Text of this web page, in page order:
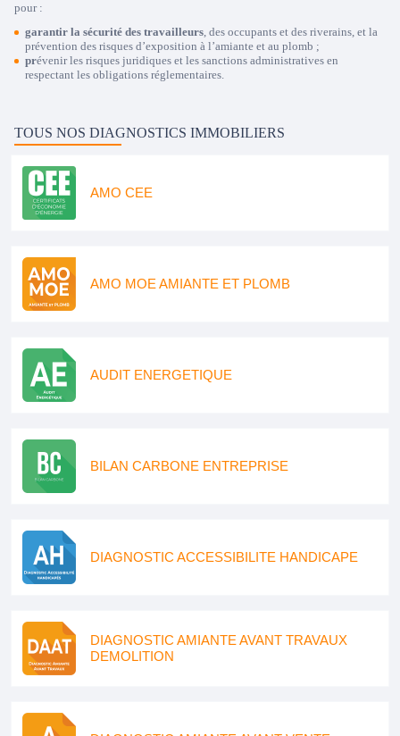
pour :
garantir la sécurité des travailleurs, des occupants et des riverains, et la
prévention des risques d’exposition à l’amiante et au plomb ;
prévenir les risques juridiques et les sanctions administratives en
respectant les obligations réglementaires.
TOUS NOS DIAGNOSTICS IMMOBILIERS
AMO CEE
AMO MOE AMIANTE ET PLOMB
AUDIT ENERGETIQUE
BILAN CARBONE ENTREPRISE
DIAGNOSTIC ACCESSIBILITE HANDICAPE
DIAGNOSTIC AMIANTE AVANT TRAVAUX
DEMOLITION